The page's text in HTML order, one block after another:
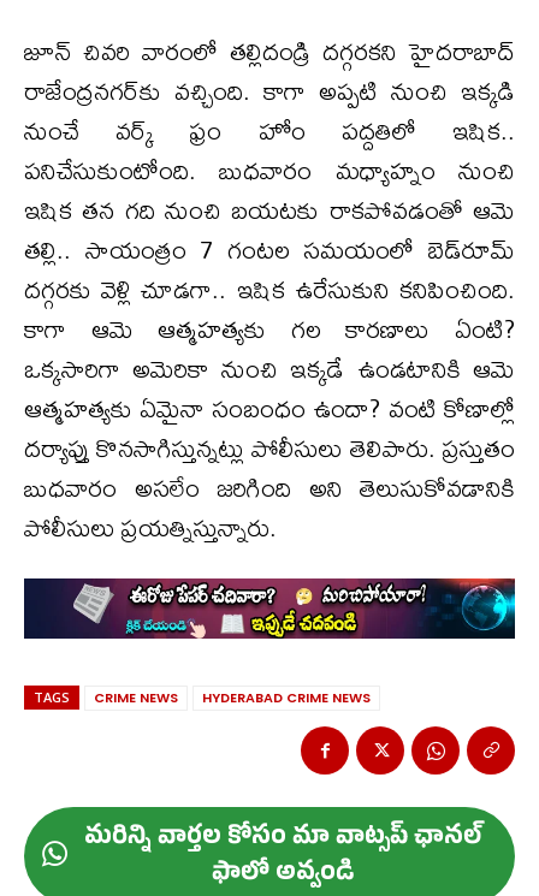
జూన్ చివరి వారంలో తల్లిదండ్రి దగ్గరకని హైదరాబాద్
రాజేంద్రనగర్‌కు వచ్చింది. కాగా అప్పటి నుంచి ఇక్కడి
నుంచే వర్క్ ఫ్రం హోం పద్దతిలో ఇషిక..
పనిచేసుకుంటోంది. బుధవారం మధ్యాహ్నం నుంచి
ఇషిక తన గది నుంచి బయటకు రాకపోవడంతో ఆమె
తల్లి.. సాయంత్రం 7 గంటల సమయంలో బెడ్‌రూమ్
దగ్గరకు వెళ్లి చూడగా.. ఇషిక ఉరేసుకుని కనిపించింది.
కాగా ఆమె ఆత్మహత్యకు గల కారణాలు ఏంటి?
ఒక్కసారిగా అమెరికా నుంచి ఇక్కడే ఉండటానికి ఆమె
ఆత్మహత్యకు ఏమైనా సంబంధం ఉందా? వంటి కోణాల్లో
దర్యాప్తు కొనసాగిస్తున్నట్లు పోలీసులు తెలిపారు. ప్రస్తుతం
బుధవారం అసలేం జరిగింది అని తెలుసుకోవడానికి
పోలీసులు ప్రయత్నిస్తున్నారు.
TAGS CRIME NEWS HYDERABAD CRIME NEWS
మ‌రిన్ని వార్త‌ల కోసం మా వాట్స‌ప్ ఛాన‌ల్
ఫాలో అవ్వండి